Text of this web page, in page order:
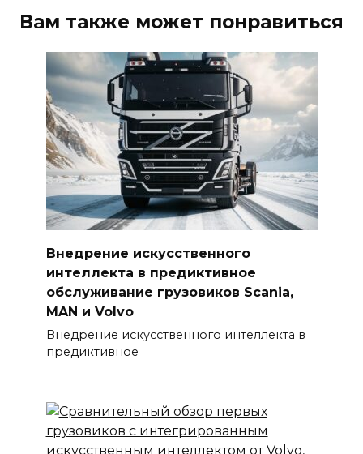
Вам также может понравиться
Внедрение искусственного
интеллекта в предиктивное
обслуживание грузовиков Scania,
MAN и Volvo
Внедрение искусственного интеллекта в
предиктивное